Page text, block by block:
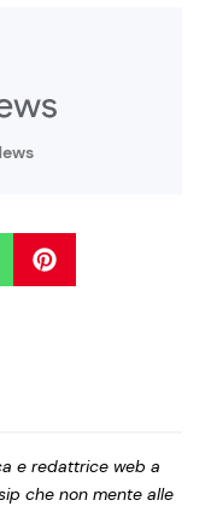
e redattrice web a
che non mente alle